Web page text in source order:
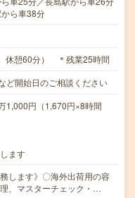
ら車38分
休憩60分） ＊残業25時間
開始日のご相談ください
円（1,670円×8時間
ます
します》〇海外出荷用の容
、マスターチェック・…